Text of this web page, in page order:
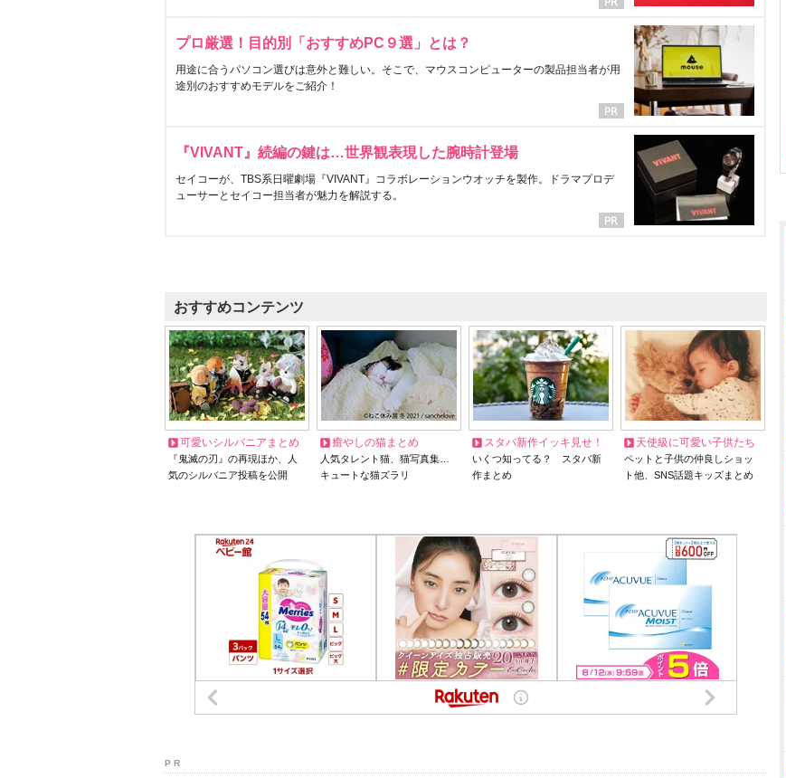
プロ厳選！目的別「おすすめPC９選」とは？
用途に合うパソコン選びは意外と難しい。そこで、マウスコンピューターの製品担当者が用
途別のおすすめモデルをご紹介！
『VIVANT』続編の鍵は…世界観表現した腕時計登場
セイコーが、TBS系日曜劇場『VIVANT』コラボレーションウオッチを製作。ドラマプロデ
ューサーとセイコー担当者が魅力を解説する。
おすすめコンテンツ
可愛いシルバニアまとめ
『鬼滅の刃』の再現ほか、人
気のシルバニア投稿を公開
癒やしの猫まとめ
人気タレント猫、猫写真集…
キュートな猫ズラリ
スタバ新作イッキ見せ！
いくつ知ってる？ スタバ新
作まとめ
天使級に可愛い子供たち
ペットと子供の仲良しショッ
ト他、SNS話題キッズまとめ
P R